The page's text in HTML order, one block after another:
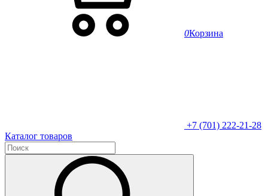
0Корзина
+7 (701) 222-21-28
Каталог товаров